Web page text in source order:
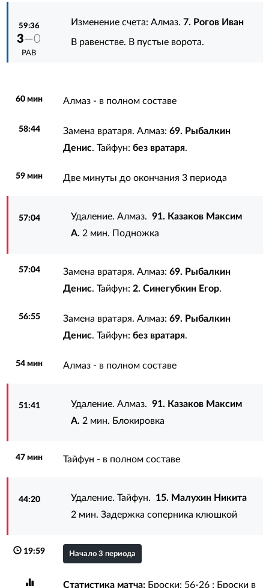
59:36
3—0
РАВ
Изменение счета: Алмаз.7. Рогов Иван
В равенстве. В пустые ворота.
60 мин Алмаз - в полном составе
58:44 Замена вратаря. Алмаз: 69. Рыбалкин
Денис. Тайфун: без вратаря.
59 мин Две минуты до окончания 3 периода
57:04 Удаление. Алмаз.91. Казаков Максим
А. 2 мин. Подножка
57:04 Замена вратаря. Алмаз: 69. Рыбалкин
Денис. Тайфун: 2. Синегубкин Егор.
56:55 Замена вратаря. Алмаз: 69. Рыбалкин
Денис. Тайфун: без вратаря.
54 мин Алмаз - в полном составе
51:41 Удаление. Алмаз.91. Казаков Максим
А. 2 мин. Блокировка
47 мин Тайфун - в полном составе
44:20 Удаление. Тайфун. 15. Малухин Никита
2 мин. Задержка соперника клюшкой
19:59 Начало 3 периода
Статистика матча:Броски: 56-26 ; Броски в